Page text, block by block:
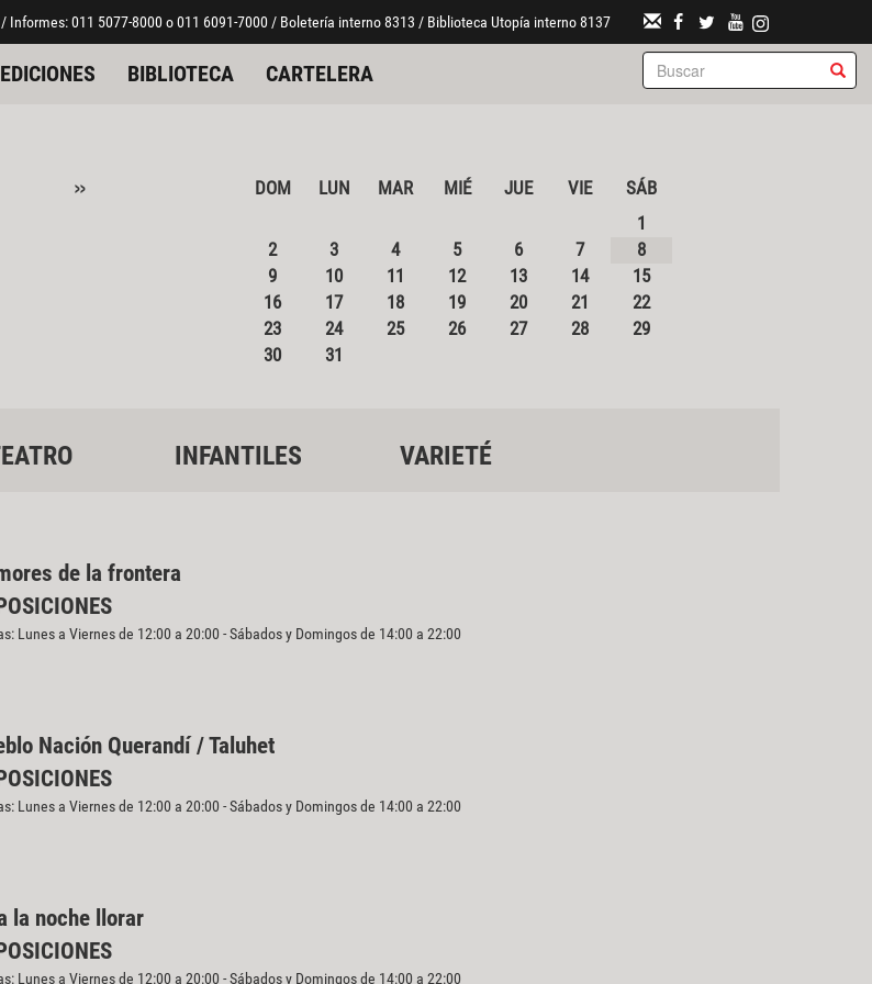
Informes: 011 5077-8000 o 011 6091-7000 / Boletería interno 8313 / Biblioteca Utopía interno 8137
EDICIONES BIBLIOTECA CARTELERA
» DOM LUN MAR MIÉ JUE VIE
SÁB
1
2
3 4 5 6 7
8
9
10 11 12 13 14
15
16
17 18 19 20 21
22
23
24 25 26 27 28
29
30
31
INFANTILES VARIETÉ
de la frontera
Lunes a Viernes de 12:00 a 20:00 - Sábados y Domingos de 14:00 a 22:00
Nación Querandí / Taluhet
Lunes a Viernes de 12:00 a 20:00 - Sábados y Domingos de 14:00 a 22:00
la noche llorar
Lunes a Viernes de 12:00 a 20:00 - Sábados y Domingos de 14:00 a 22:00